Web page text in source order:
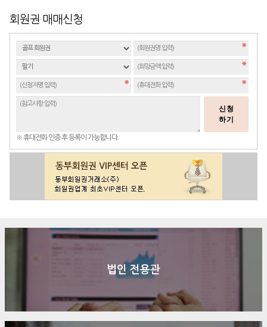
회원권 매매신청
신청
하기
※ 휴대전화 인증 후 등록이 가능합니다.
법인 전용관